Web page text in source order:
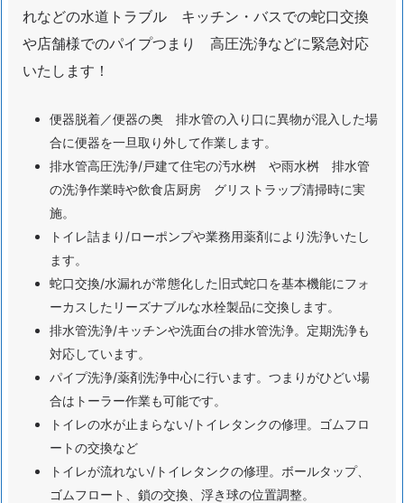
イ
レ
つ
り
漏
口
換
道
ラ
ル
ー
れなどの水道トラブル キッチン・バスでの蛇口交換
や店舗様でのパイプつまり 高圧洗浄などに緊急対応
いたします！
便器脱着／便器の奥 排水管の入り口に異物が混入した場
合に便器を一旦取り外して作業します。
排水管高圧洗浄/戸建て住宅の汚水桝 や雨水桝 排水管
の洗浄作業時や飲食店厨房 グリストラップ清掃時に実
施。
トイレ詰まり/ローポンプや業務用薬剤により洗浄いたし
ます。
蛇口交換/水漏れが常態化した旧式蛇口を基本機能にフォ
ーカスしたリーズナブルな水栓製品に交換します。
排水管洗浄/キッチンや洗面台の排水管洗浄。定期洗浄も
対応しています。
パイプ洗浄/薬剤洗浄中心に行います。つまりがひどい場
合はトーラー作業も可能です。
トイレの水が止まらない/トイレタンクの修理。ゴムフロ
ートの交換など
トイレが流れない/トイレタンクの修理。ボールタップ、
ゴムフロート、鎖の交換、浮き球の位置調整。